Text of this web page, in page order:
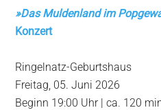
»Das Muldenland im
Konzert
Ringelnatz-Geburtshaus
Freitag, 05. Juni 2026
Beginn 19:00 Uhr | ca. 120